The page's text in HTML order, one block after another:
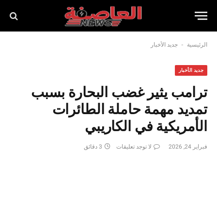
الرئيسية - جديد الأخبار
جديد الأخبار
ترامب يثير غضب البحارة بسبب
تمديد مهمة حاملة الطائرات
الأمريكية في الكاريبي
فبراير 24, 2026 لا توجد تعليقات 3 دقائق